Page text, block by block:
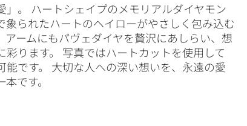
」。 ハートシェイプのメモリアルダイヤモン
象られたハートのヘイローがやさしく包み込む
ームにもパヴェダイヤを贅沢にあしらい、想
ります。 写真ではハートカットを使用して
能です。 大切な人への深い想いを、永遠の愛
です。